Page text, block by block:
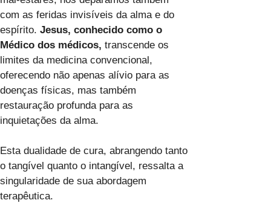
com as feridas invisíveis da alma e do
espírito. Jesus, conhecido como o
Médico dos médicos, transcende os
limites da medicina convencional,
oferecendo não apenas alívio para as
doenças físicas, mas também
restauração profunda para as
inquietações da alma.
Esta dualidade de cura, abrangendo tanto
o tangível quanto o intangível, ressalta a
singularidade de sua abordagem
terapêutica.